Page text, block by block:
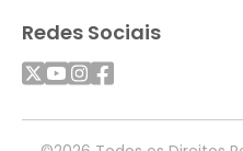
Redes Sociais